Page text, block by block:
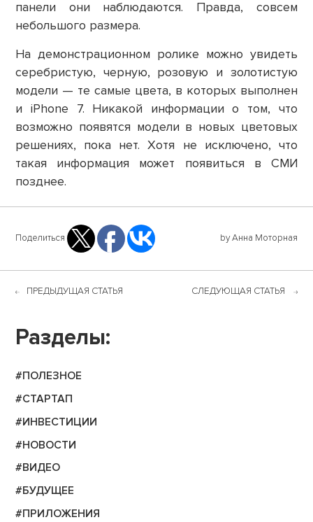
панели они наблюдаются. Правда, совсем
небольшого размера.
На демонстрационном ролике можно увидеть
серебристую, черную, розовую и золотистую
модели — те самые цвета, в которых выполнен
и iPhone 7. Никакой информации о том, что
возможно появятся модели в новых цветовых
решениях, пока нет. Хотя не исключено, что
такая информация может появиться в СМИ
позднее.
Поделиться by Анна Моторная
ПРЕДЫДУЩАЯ СТАТЬЯ СЛЕДУЮЩАЯ СТАТЬЯ
Разделы:
#ПОЛЕЗНОЕ
#СТАРТАП
#ИНВЕСТИЦИИ
#НОВОСТИ
#ВИДЕО
#БУДУЩЕЕ
#ПРИЛОЖЕНИЯ